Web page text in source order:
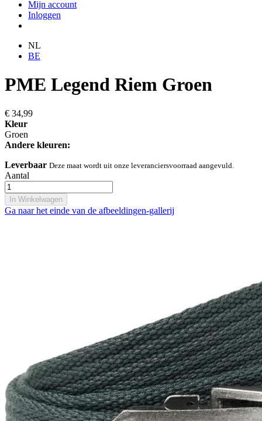
Mijn account
Inloggen
NL
BE
PME Legend Riem Groen
€ 34,99
Kleur
Groen
Andere kleuren:
Leverbaar Deze maat wordt uit onze leveranciersvoorraad aangevuld.
Aantal
In Winkelwagen
Ga naar het einde van de afbeeldingen-gallerij